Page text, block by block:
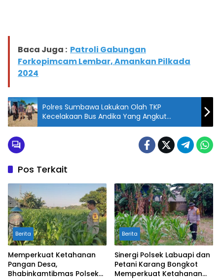
Baca Juga : Patroli Gabungan
Forkopimcam Lembar, Amankan Pilkada
2024
Polres Sumbawa Lakukan Olah TKP
Kecelakaan Bus Andika Yang Angkut
Pegawai Tambang Di Lunyuk
Pos Terkait
Berita
Memperkuat Ketahanan
Pangan Desa,
Bhabinkamtibmas Polsek
Berita
Sinergi Polsek Labuapi dan
Petani Karang Bongkot
Memperkuat Ketahanan